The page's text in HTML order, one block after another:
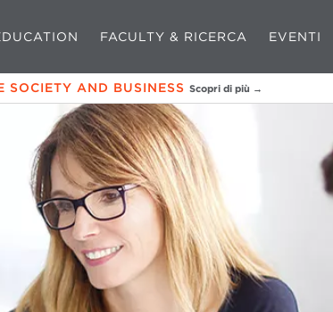
FACULTY & RICERCA EVENTI
SOCIETY AND BUSINESS Scopri di più →